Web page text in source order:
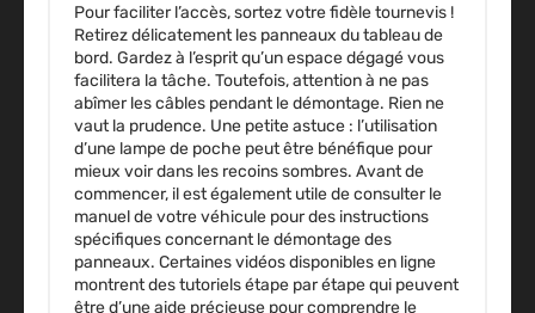
Pour faciliter l’accès, sortez votre fidèle tournevis !
Retirez délicatement les panneaux du tableau de
bord. Gardez à l’esprit qu’un espace dégagé vous
facilitera la tâche. Toutefois, attention à ne pas
abîmer les câbles pendant le démontage. Rien ne
vaut la prudence. Une petite astuce : l’utilisation
d’une lampe de poche peut être bénéfique pour
mieux voir dans les recoins sombres. Avant de
commencer, il est également utile de consulter le
manuel de votre véhicule pour des instructions
spécifiques concernant le démontage des
panneaux. Certaines vidéos disponibles en ligne
montrent des tutoriels étape par étape qui peuvent
être d’une aide précieuse pour comprendre le